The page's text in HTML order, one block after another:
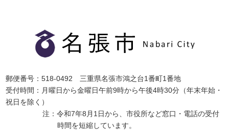
郵便番号：518-0492 三重県名張市鴻之台1番町1番地
受付時間：月曜日から金曜日午前9時から午後4時30分（年末年始・
祝日を除く）
注：令和7年8月1日から、市役所など窓口・電話の受付
時間を短縮しています。